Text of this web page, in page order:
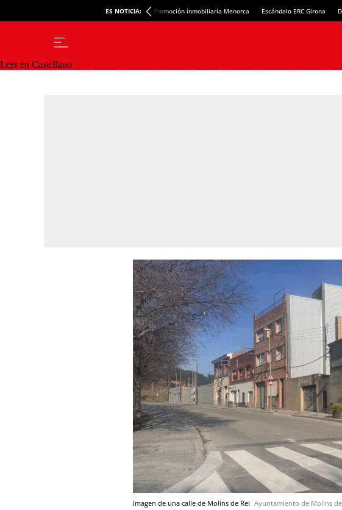
ES NOTICIA: Promoción inmobiliaria Menorca Escándalo ERC Girona
Leer en Castellano
Imagen de una calle de Molins de Rei Ayuntamiento de Molins de